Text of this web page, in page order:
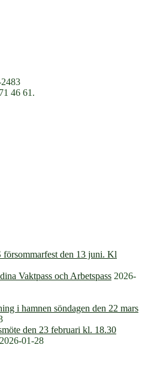
46 61.
den 13 juni. Kl
Vaktpass och Arbetspass 2026-
i hamnen söndagen den 22 mars
den 23 februari kl. 18.30
2026-01-28